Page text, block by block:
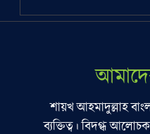
শায়খ আহমাদুল্লাহ
ব্যক্তিত্ব। বিদগ্ধ